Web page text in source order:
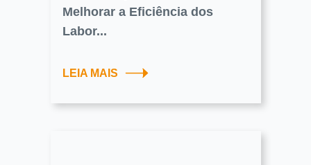
Melhorar a Eficiência dos
Labor...
LEIA MAIS